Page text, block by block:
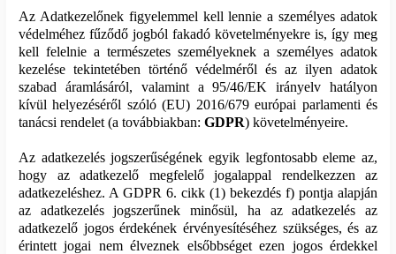
Az Adatkezelőnek figyelemmel kell lennie a személyes adatok
védelméhez fűződő jogból fakadó követelményekre is, így meg
kell felelnie a természetes személyeknek a személyes adatok
kezelése tekintetében történő védelméről és az ilyen adatok
szabad áramlásáról, valamint a 95/46/EK irányelv hatályon
kívül helyezéséről szóló (EU) 2016/679 európai parlamenti és
tanácsi rendelet (a továbbiakban: GDPR) követelményeire.
Az adatkezelés jogszerűségének egyik legfontosabb eleme az,
hogy az adatkezelő megfelelő jogalappal rendelkezzen az
adatkezeléshez. A GDPR 6. cikk (1) bekezdés f) pontja alapján
az adatkezelés jogszerűnek minősül, ha az adatkezelés az
adatkezelő jogos érdekének érvényesítéséhez szükséges, és az
érintett jogai nem élveznek elsőbbséget ezen jogos érdekkel